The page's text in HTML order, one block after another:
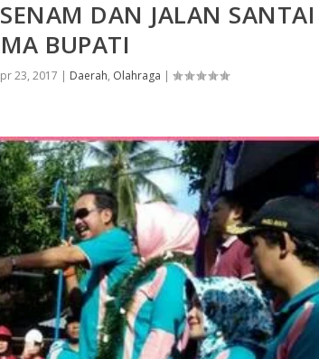
DAN JALAN SANTAI
BUPATI
23, 2017 | Daerah, Olahraga |